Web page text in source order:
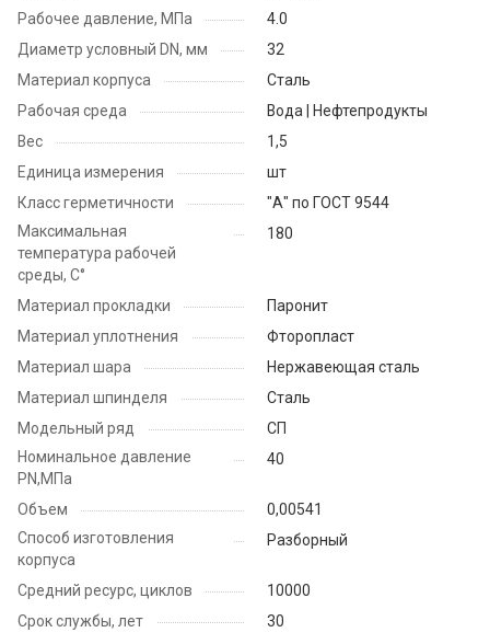
Рабочее давление, МПа
4.0
Диаметр условный DN, мм
32
Материал корпуса
Сталь
Рабочая среда
Вода | Нефтепродукты
Вес
1,5
Единица измерения
шт
Класс герметичности
"А" по ГОСТ 9544
Максимальная
температура рабочей
среды, С°
180
Материал прокладки
Паронит
Материал уплотнения
Фторопласт
Материал шара
Нержавеющая сталь
Материал шпинделя
Сталь
Модельный ряд
СП
Номинальное давление
PN,МПа
40
Объем
0,00541
Способ изготовления
корпуса
Разборный
Средний ресурс, циклов
10000
Срок службы, лет
30